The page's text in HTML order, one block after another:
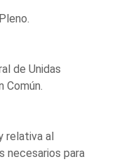
de Unidas
Común.
relativa al
necesarios para